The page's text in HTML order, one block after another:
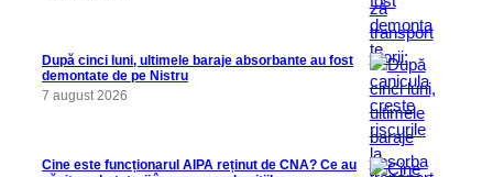
După cinci luni, ultimele baraje absorbante au fost
demontate de pe Nistru
7 august 2026
Cine este funcționarul AIPA reținut de CNA? Ce au